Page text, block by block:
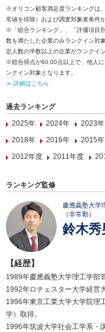
※オリコン顧客満足度ランキングは
常値を排除）および調査対象者条件
※「総合ランキング」、「評価項目
数を満たした企業のみランクイン対
定人数の半数以上の企業がランクイ
※総合得点が60.00点以上で、他人
ンクイン対象となります。
≫ 詳細はこちら
過去ランキング
2025年
2024年 2023年
2018年
2016年 2015年
2012年度
2011年度
ランキング監修
慶應義塾大学
（非常勤）
鈴木秀
【経歴】
1989年慶應義塾大学理工学部
1992年ロチェスター大学経営
1996年東京工業大学大学院理
学）取得。
1996年筑波大学社会工学系・